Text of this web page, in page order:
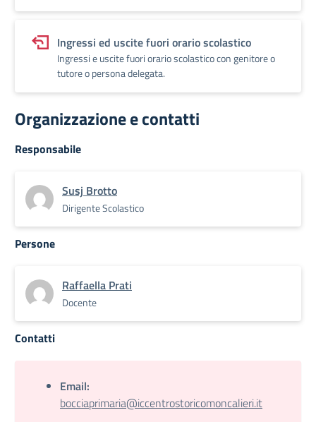
Ingressi ed uscite fuori orario scolastico
Ingressi e uscite fuori orario scolastico con genitore o
tutore o persona delegata.
Organizzazione e contatti
Responsabile
Susj Brotto
Dirigente Scolastico
Persone
Raffaella Prati
Docente
Contatti
Email:
bocciaprimaria@iccentrostoricomoncalieri.it